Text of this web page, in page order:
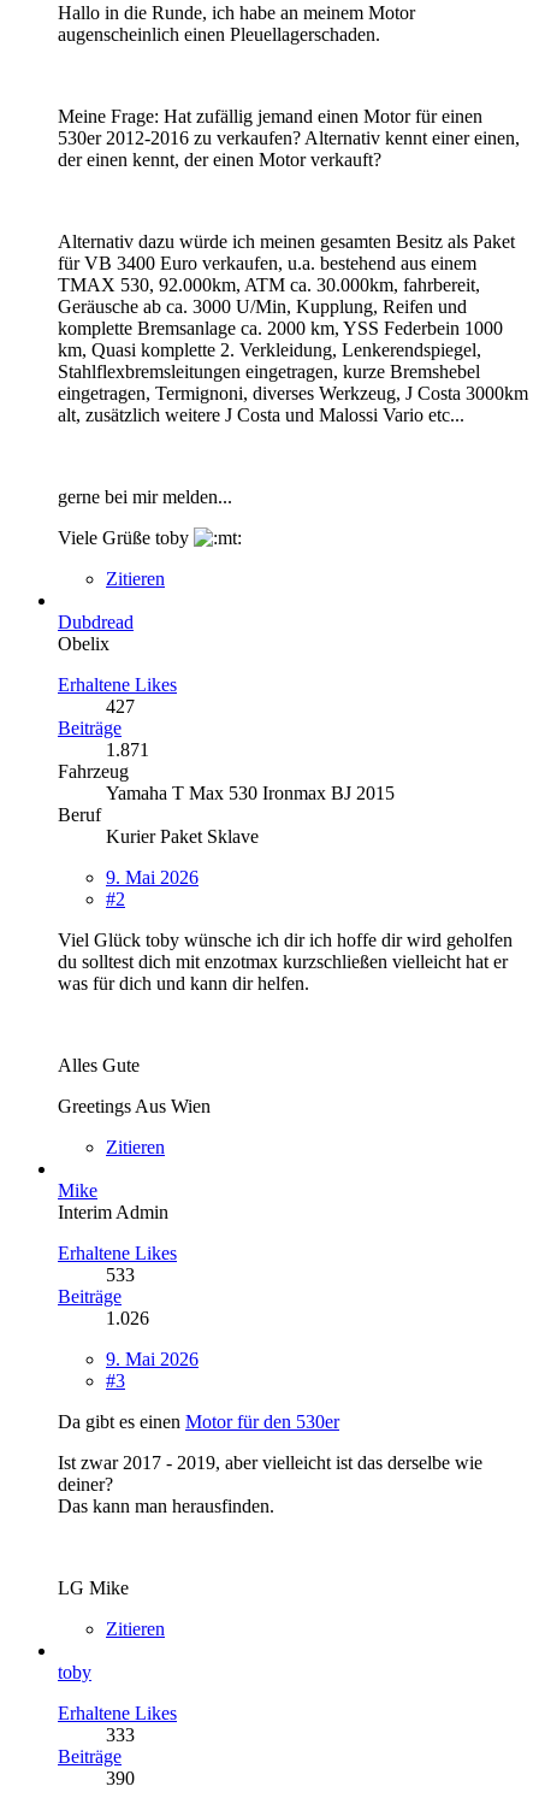
Hallo in die Runde, ich habe an meinem Motor
augenscheinlich einen Pleuellagerschaden.
Meine Frage: Hat zufällig jemand einen Motor für einen
530er 2012-2016 zu verkaufen? Alternativ kennt einer einen,
der einen kennt, der einen Motor verkauft?
Alternativ dazu würde ich meinen gesamten Besitz als Paket
für VB 3400 Euro verkaufen, u.a. bestehend aus einem
TMAX 530, 92.000km, ATM ca. 30.000km, fahrbereit,
Geräusche ab ca. 3000 U/Min, Kupplung, Reifen und
komplette Bremsanlage ca. 2000 km, YSS Federbein 1000
km, Quasi komplette 2. Verkleidung, Lenkerendspiegel,
Stahlflexbremsleitungen eingetragen, kurze Bremshebel
eingetragen, Termignoni, diverses Werkzeug, J Costa 3000km
alt, zusätzlich weitere J Costa und Malossi Vario etc...
gerne bei mir melden...
Viele Grüße toby
Zitieren
Dubdread
Obelix
Erhaltene Likes
427
Beiträge
1.871
Fahrzeug
Yamaha T Max 530 Ironmax BJ 2015
Beruf
Kurier Paket Sklave
9. Mai 2026
#2
Viel Glück toby wünsche ich dir ich hoffe dir wird geholfen
du solltest dich mit enzotmax kurzschließen vielleicht hat er
was für dich und kann dir helfen.
Alles Gute
Greetings Aus Wien
Zitieren
Mike
Interim Admin
Erhaltene Likes
533
Beiträge
1.026
9. Mai 2026
#3
Da gibt es einen Motor für den 530er
Ist zwar 2017 - 2019, aber vielleicht ist das derselbe wie
deiner?
Das kann man herausfinden.
LG Mike
Zitieren
toby
Erhaltene Likes
333
Beiträge
390